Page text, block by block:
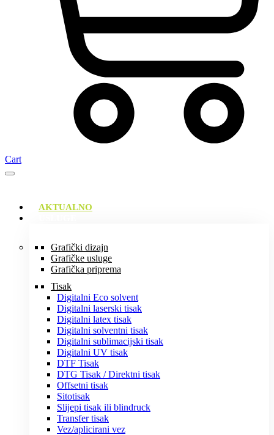
Cart
AKTUALNO
Grafički dizajn
Grafičke usluge
Grafička priprema
Tisak
Digitalni Eco solvent
Digitalni laserski tisak
Digitalni latex tisak
Digitalni solventni tisak
Digitalni sublimacijski tisak
Digitalni UV tisak
DTF Tisak
DTG Tisak / Direktni tisak
Offsetni tisak
Sitotisak
Slijepi tisak ili blindruck
Transfer tisak
Vez/aplicirani vez